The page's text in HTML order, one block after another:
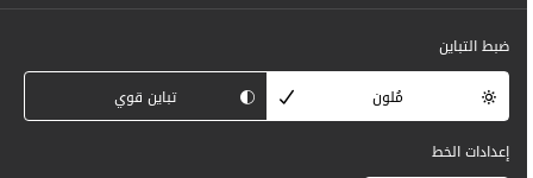
ضبط التباين
مُلون
تباين قوي
إعدادات الخط